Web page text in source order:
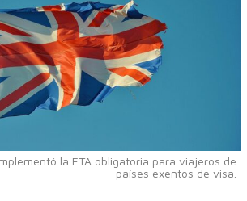
la ETA obligatoria para viajeros de
países exentos de visa.